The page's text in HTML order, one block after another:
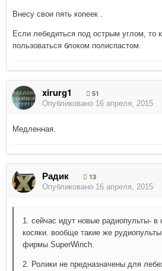
Внесу свои пять копеек .
Если лебедиться под острым углом, то
пользоваться блоком полиспастом.
xirurg1
51
Опубликовано 16 апреля, 2015
Медленная.
Радик
13
Опубликовано 16 апреля, 2015
1. сейчас идут новые радиопульты- в
косяки. вообще такие же
фирмы SuperWinch.
2. Ролики не предназначены для